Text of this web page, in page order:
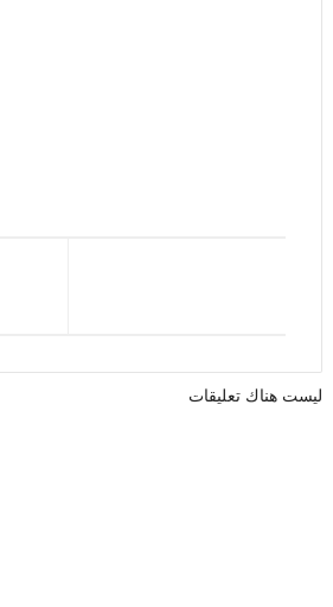
ليست هناك تعليقات